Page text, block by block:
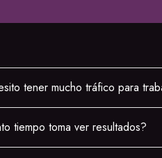
tener mucho tráfico para
tiempo toma ver resultados?